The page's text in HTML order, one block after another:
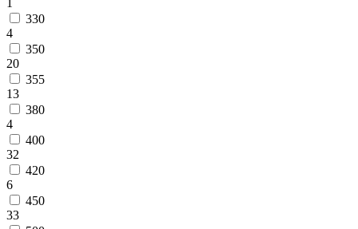
1
330
4
350
20
355
13
380
4
400
32
420
6
450
33